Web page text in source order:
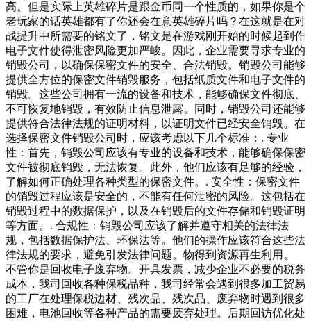
高。但是实际上英雄碎片是跟金币同一个性质的，如果你是个
老玩家的话英雄都有了你还会在意英雄碎片吗？在这就是在对
战提升中所需要的铭文了，铭文是在游戏刚开始的时候起到作
电子文件使得泄密风险更加严峻。因此，企业需要寻求专业的
销毁公司，以确保保密文件的安全、合法销毁。销毁公司能够
提供全方位的保密文件销毁服务，包括纸质文件和电子文件的
销毁。这些公司拥有一流的设备和技术，能够确保文件彻底、
不可恢复地销毁，有效防止信息泄露。同时，销毁公司还能够
提供符合法律法规的证明材料，以证明文件已经安全销毁。在
选择保密文件销毁公司时，应该考虑以下几个标准：. 专业
性：首先，销毁公司应该有专业的设备和技术，能够确保保密
文件被彻底销毁，无法恢复。此外，他们应该有足够的经验，
了解如何正确处理各种类型的保密文件。. 安全性：保密文件
的销毁过程应该是安全的，不能有任何泄密的风险。这包括在
销毁过程中的数据保护，以及在销毁后的文件存储和销毁证明
等方面。. 合规性：销毁公司应该了解并遵守相关的法律法
规，包括数据保护法、环保法等。他们的操作应该符合这些法
律法规的要求，避免引发法律问题。物得到资源再生利用。
不管你是回收电子废弃物。开具发票，减少企业不必要的税务
成本，我司回收各种保税品种，我司经常会遇到很多加工贸易
的工厂在处理保税边材、残次品、残次品、废弃物时遇到很多
困难，电池回收等各种产品的需要废弃处理。后期回访优化处